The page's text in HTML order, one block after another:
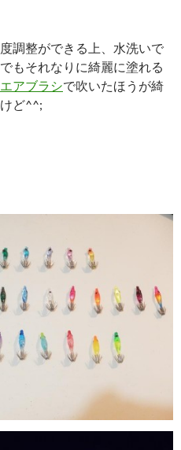
調整ができる上、水洗いで
もそれなりに綺麗に塗れる
エアブラシで吹いたほうが綺
ど^^;